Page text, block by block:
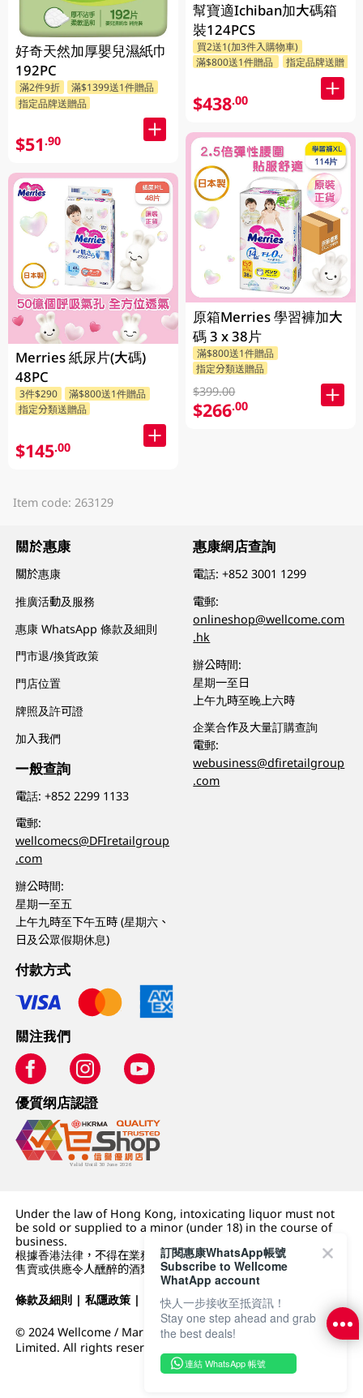
好奇天然加厚嬰兒濕紙巾
192PC
滿2件9折
滿$1399送1件贈品
指定品牌送贈品
$51.90
Merries 紙尿片(大碼)
48PC
3件$290
滿$800送1件贈品
指定分類送贈品
$145.00
幫寶適Ichiban加大碼箱
裝124PCS
買2送1(加3件入購物車)
滿$800送1件贈品
指定品牌送贈品
$438.00
原箱Merries 學習褲加大
碼 3 x 38片
滿$800送1件贈品
指定分類送贈品
$399.00
$266.00
Item code: 263129
關於惠康
關於惠康
推廣活動及服務
惠康 WhatsApp 條款及細則
門市退/換貨政策
門店位置
牌照及許可證
加入我們
一般查詢
電話:+852 2299 1133
電郵:
wellcomecs@DFIretailgroup
.com
辦公時間:
星期一至五
上午九時至下午五時 (星期六、
日及公眾假期休息)
惠康網店查詢
電話:+852 3001 1299
電郵:
onlineshop@wellcome.com
.hk
辦公時間:
星期一至日
上午九時至晚上六時
企業合作及大量訂購查詢
電郵:
webusiness@dfiretailgroup
.com
付款方式
關注我們
優質纲店認證
Under the law of Hong Kong, intoxicating liquor must not
be sold or supplied to a minor (under 18) in the course of
business.
根據香港法律，不得在業務過程中，向未成年人 (18 歲以下人士)
售賣或供應令人醺醉的酒類。
條款及細則 |私隱政策 | DFI零售集團
© 2024 Wellcome / Market Place. The Dairy Farm Company
Limited. All rights reserved.
訂閱惠康WhatsApp帳號
Subscribe to Wellcome
WhatApp account
快人一步接收至抵資訊！
Stay one step ahead and grab
the best deals!
連結 WhatsApp 帳號